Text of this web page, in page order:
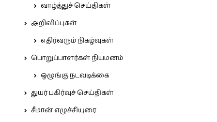
வாழ்த்துச் செய்திகள்
அறிவிப்புகள்
எதிர்வரும் நிகழ்வுகள்
பொறுப்பாளர்கள் நியமனம்
ஒழுங்கு நடவடிக்கை
துயர் பகிர்வுச் செய்திகள்
சீமான் எழுச்சியுரை